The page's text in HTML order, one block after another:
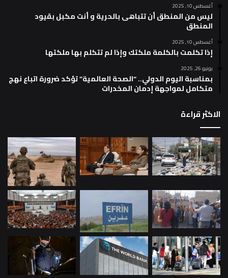
أغسطس 10, 2025
ليس من المنطق أن تتباهى بالحرية و أنت مكبل بقيود
المنطق
أغسطس 10, 2025
إذا تكلمت بالكلمة ملكتك وإذا لم تتكلم بها ملكتها
يونيو 26, 2025
بمناسبة اليوم الدولي.. “الصحة العالمية” تؤكد ضرورة اتباع نهج
متكامل لمواجهة إدمان المخدرات
الاكثر قراءة